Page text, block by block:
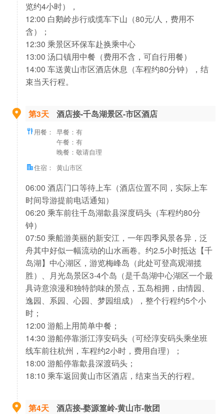
览约4小时），
12:00 白鹅岭步行或缆车下山（80元/人，费用不
含）；
12:30 乘景区环保车赴换乘中心
13:00 汤口镇用中餐（费用不含，可自行用餐）
14:00 车送黄山市区酒店休息（车程约80分钟），结
束当天行程。
第3天 酒店接-千岛湖景区-市区酒店
用餐： 早餐：有
午餐：有
晚餐：敬请自理
住宿： 黄山市区
06:00 酒店门口等待上车（酒店位置不同，实际上车
时间导游提前电话通知）
06:20 乘车前往千岛湖歙县深度码头（车程约80分
钟）
07:50 乘船游美丽的新安江，一年四季风景各异，泛
舟其中好似一幅流动的山水画卷。约2.5小时抵达【千
岛湖】中心湖区，游览梅峰岛（此处可登高观湖揽
胜）、月光岛景区3-4个岛（是千岛湖中心湖区一个最
具诗意浪漫和独特韵味的景点，五岛相拥，由情园、
逸园、系园、心园、梦园组成），整个行程约5个小
时；
12:00 游船上用简单中餐；
14:30 游船停靠浙江淳安码头（可经淳安码头乘坐班
线车前往杭州，车程约2小时，费用自理）；
18:00 游船停靠歙县深渡码头；
18:10 乘车返回黄山市区酒店，结束当天的行程。
第4天 酒店接-婺源篁岭-黄山市-散团